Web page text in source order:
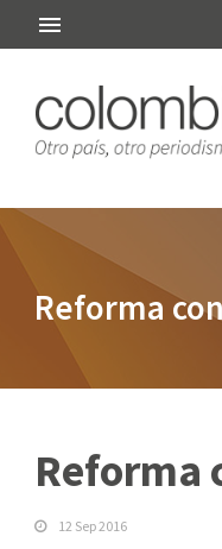
Reforma
Reforma
12 Sep 2016